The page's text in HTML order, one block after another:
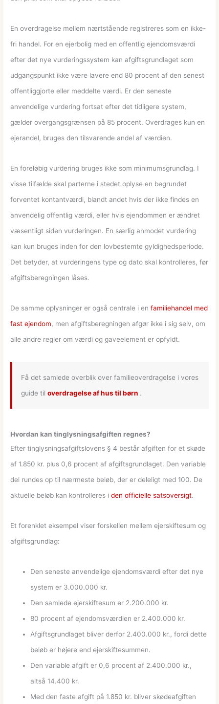
En overdragelse mellem nærtstående registreres som en ikke-
fri handel. For en ejerbolig med en offentlig ejendomsværdi
efter det nye vurderingssystem kan afgiftsgrundlaget som
udgangspunkt ikke være lavere end 80 procent af den senest
offentliggjorte eller meddelte værdi. Er den seneste
anvendelige vurdering fortsat efter det tidligere system,
gælder overgangsgrænsen på 85 procent. Overdrages kun en
ejerandel, bruges den tilsvarende andel af værdien.
En foreløbig vurdering bruges ikke som minimumsgrundlag. I
visse tilfælde skal parterne i stedet oplyse en begrundet
forventet kontantværdi, blandt andet hvis der ikke findes en
anvendelig offentlig værdi, eller hvis ejendommen er ændret
væsentligt siden vurderingen. En særlig anmodet vurdering
kan kun bruges inden for den lovbestemte gyldighedsperiode.
Det betyder, at vurderingens type og dato skal kontrolleres, før
afgiftsberegningen låses.
De samme oplysninger er også centrale i enfamiliehandel med
fast ejendom, men afgiftsberegningen afgør ikke i sig selv, om
alle andre regler om værdi og gaveelement er opfyldt.
Få det samlede overblik over familieoverdragelse i vores
guide tiloverdragelse af hus til børn .
Hvordan kan tinglysningsafgiften regnes?
Efter tinglysningsafgiftslovens § 4 består afgiften for et skøde
af 1.850 kr. plus 0,6 procent af afgiftsgrundlaget. Den variable
del rundes op til nærmeste beløb, der er deleligt med 100. De
aktuelle beløb kan kontrolleres iden officielle satsoversigt.
Et forenklet eksempel viser forskellen mellem ejerskiftesum og
afgiftsgrundlag:
Den seneste anvendelige ejendomsværdi efter det nye
system er 3.000.000 kr.
Den samlede ejerskiftesum er 2.200.000 kr.
80 procent af ejendomsværdien er 2.400.000 kr.
Afgiftsgrundlaget bliver derfor 2.400.000 kr., fordi dette
beløb er højere end ejerskiftesummen.
Den variable afgift er 0,6 procent af 2.400.000 kr.,
altså 14.400 kr.
Med den faste afgift på 1.850 kr. bliver skødeafgiften